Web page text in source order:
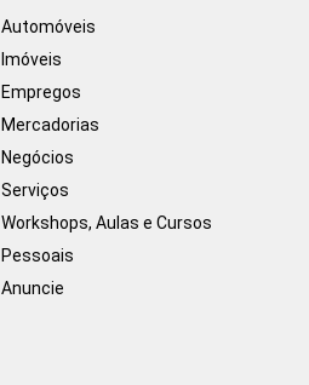
Automóveis
Imóveis
Empregos
Mercadorias
Negócios
Serviços
Workshops, Aulas e Cursos
Pessoais
Anuncie